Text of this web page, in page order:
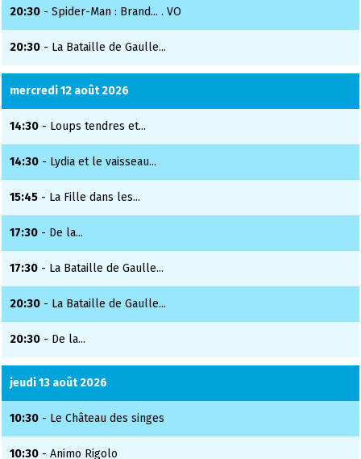
20:30 - Spider-Man : Brand... . VO
20:30 - La Bataille de Gaulle...
mercredi 12 août 2026
14:30 - Loups tendres et...
14:30 - Lydia et le vaisseau...
15:45 - La Fille dans les...
17:30 - De la...
17:30 - La Bataille de Gaulle...
20:30 - La Bataille de Gaulle...
20:30 - De la...
jeudi 13 août 2026
10:30 - Le Château des singes
10:30 - Animo Rigolo